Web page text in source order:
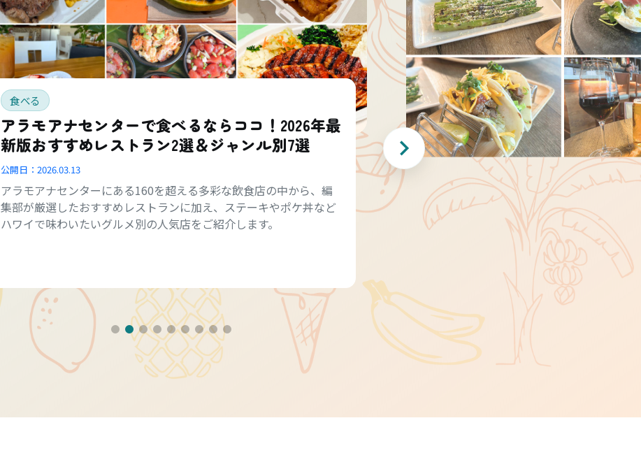
食べる
アラモアナセンターで食べるならココ！2026年最
新版おすすめレストラン2選＆ジャンル別7選
公開日： 2026.03.13
アラモアナセンターにある160を超える多彩な飲食店の中から、編
集部が厳選したおすすめレストランに加え、ステーキやポケ丼など
ハワイで味わいたいグルメ別の人気店をご紹介します。